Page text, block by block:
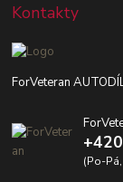
Kontakty
ForVeteran
(Po-